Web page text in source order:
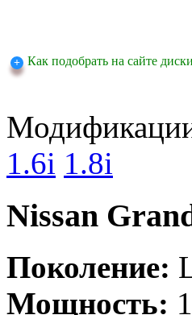
Как подобрать на сайте
1.6i 1.8i
Nissan
Поколение:
Мощность: